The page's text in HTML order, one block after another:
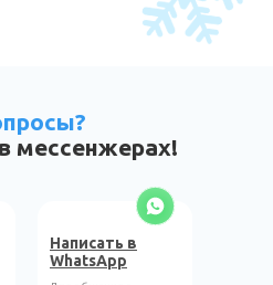
мессенжерах!
Написать в
WhatsApp